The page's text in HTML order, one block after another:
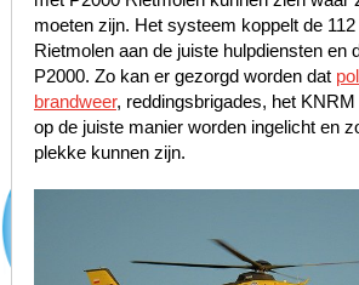
moeten zijn. Het systeem koppelt de
Rietmolen aan de juiste hulpdiensten en
P2000. Zo kan er gezorgd worden dat
brandweer, reddingsbrigades, het
op de juiste manier worden ingelicht en
plekke kunnen zijn.